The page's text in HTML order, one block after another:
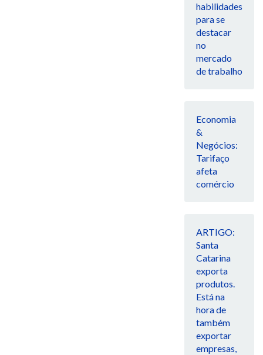
habilidades
para se
destacar
no
mercado
de trabalho
Economia
&
Negócios:
Tarifaço
afeta
comércio
ARTIGO:
Santa
Catarina
exporta
produtos.
Está na
hora de
também
exportar
empresas,